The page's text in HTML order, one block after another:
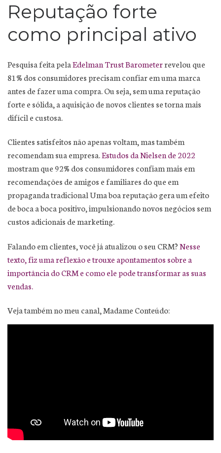
Reputação forte
como principal ativo
Pesquisa feita pelaEdelman Trust Barometerrevelou que
81% dos consumidores precisam confiar em uma marca
antes de fazer uma compra. Ou seja, sem uma reputação
forte e sólida, a aquisição de novos clientes se torna mais
difícil e custosa.
Clientes satisfeitos não apenas voltam, mas também
recomendam sua empresa.Estudos da Nielsen de 2022
mostram que 92% dos consumidores confiam mais em
recomendações de amigos e familiares do que em
propaganda tradicional Uma boa reputação gera um efeito
de boca a boca positivo, impulsionando novos negócios sem
custos adicionais de marketing.
Falando em clientes, você já atualizou o seu CRM?Nesse
texto, fiz uma reflexão e trouxe apontamentos sobre a
importância do CRM e como ele pode transformar as suas
vendas.
Veja também no meu canal, Madame Conteúdo: